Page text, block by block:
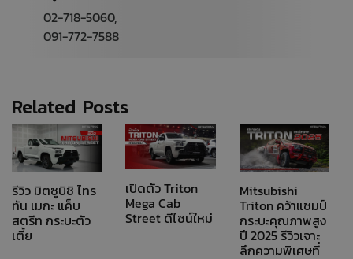
02-718-5060,
091-772-7588
Related Posts
รีวิว มิตซูบิชิ ไทร
ทัน เมกะ แค็บ
สตรีท กระบะตัว
เตี้ย
เปิดตัว Triton
Mega Cab
Street ดีไซน์ใหม่
Mitsubishi
Triton คว้าแชมป์
กระบะคุณภาพสูง
ปี 2025 รีวิวเจาะ
ลึกความพิเศษที่